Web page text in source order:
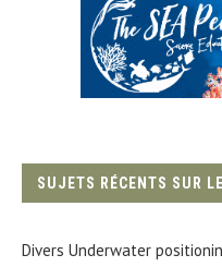
SUJETS RÉCENTS SUR
Divers Underwater